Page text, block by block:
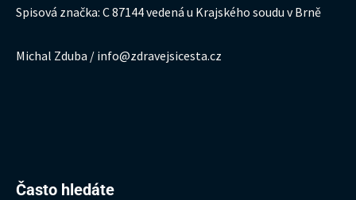
Spisová značka: C 87144 vedená u Krajského soudu v Brně
Michal Zduba / info@zdravejsicesta.cz
Často hledáte
Hledat: